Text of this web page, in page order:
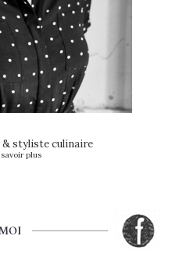
& styliste culinaire
plus